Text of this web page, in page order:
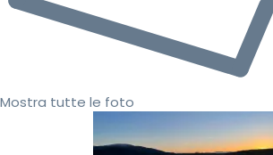
Mostra tutte le foto